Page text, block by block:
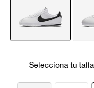
Selecciona tu talla